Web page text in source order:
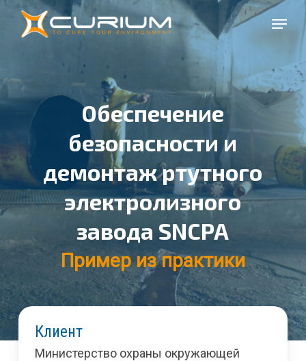
Перейти
содержанию
Меню
Обеспечение
безопасности и
демонтаж ртутного
электролизного
завода SNCPA
Пример из практики
Клиент
Министерство охраны окружающей
меню